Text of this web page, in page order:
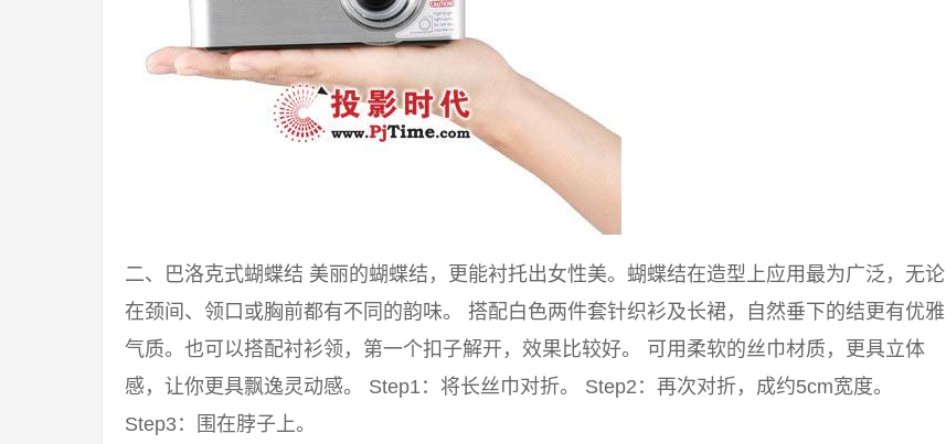
二、巴洛克式蝴蝶结 美丽的蝴蝶结，更能衬托出女性美。蝴蝶结在造型上应用最为广泛，无论
在颈间、领口或胸前都有不同的韵味。 搭配白色两件套针织衫及长裙，自然垂下的结更有优雅
气质。也可以搭配衬衫领，第一个扣子解开，效果比较好。 可用柔软的丝巾材质，更具立体
感，让你更具飘逸灵动感。 Step1：将长丝巾对折。 Step2：再次对折，成约5cm宽度。
Step3：围在脖子上。